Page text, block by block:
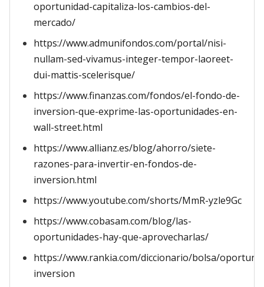
oportunidad-capitaliza-los-cambios-del-
mercado/
https://www.admunifondos.com/portal/nisi-
nullam-sed-vivamus-integer-tempor-laoreet-
dui-mattis-scelerisque/
https://www.finanzas.com/fondos/el-fondo-de-
inversion-que-exprime-las-oportunidades-en-
wall-street.html
https://www.allianz.es/blog/ahorro/siete-
razones-para-invertir-en-fondos-de-
inversion.html
https://www.youtube.com/shorts/MmR-yzle9Gc
https://www.cobasam.com/blog/las-
oportunidades-hay-que-aprovecharlas/
https://www.rankia.com/diccionario/bolsa/
inversion